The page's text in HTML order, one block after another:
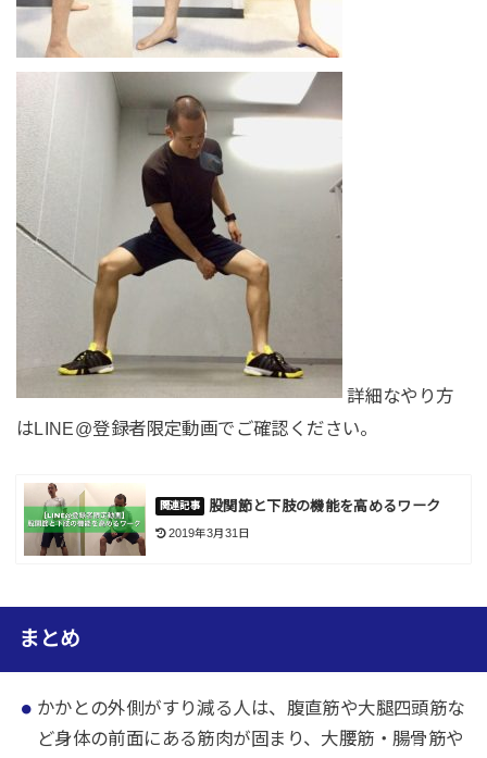
詳細なやり方
はLINE@登録者限定動画でご確認ください。
股関節と下肢の機能を高めるワーク
2019年3月31日
まとめ
かかとの外側がすり減る人は、腹直筋や大腿四頭筋な
ど身体の前面にある筋肉が固まり、大腰筋・腸骨筋や